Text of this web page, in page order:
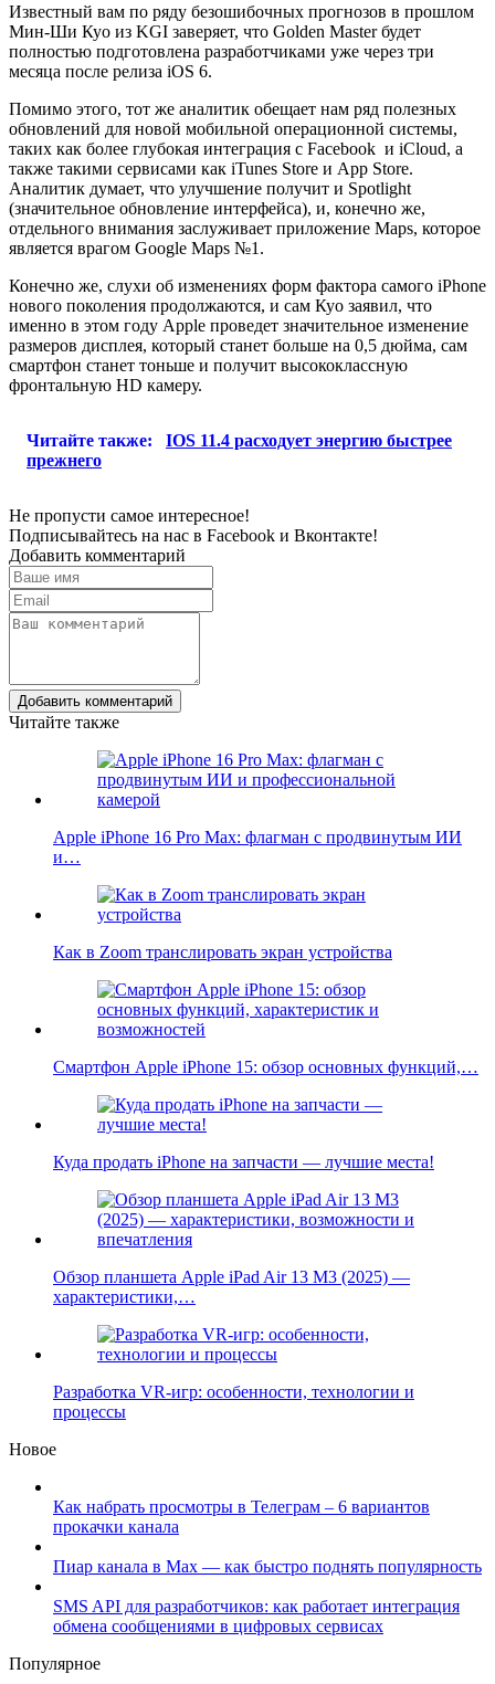
Известный вам по ряду безошибочных прогнозов в прошлом
Мин-Ши Куо из KGI заверяет, что Golden Master будет
полностью подготовлена разработчиками уже через три
месяца после релиза iOS 6.
Помимо этого, тот же аналитик обещает нам ряд полезных
обновлений для новой мобильной операционной системы,
таких как более глубокая интеграция с Facebook и iCloud, а
также такими сервисами как iTunes Store и App Store.
Аналитик думает, что улучшение получит и Spotlight
(значительное обновление интерфейса), и, конечно же,
отдельного внимания заслуживает приложение Maps, которое
является врагом Google Maps №1.
Конечно же, слухи об изменениях форм фактора самого iPhone
нового поколения продолжаются, и сам Куо заявил, что
именно в этом году Apple проведет значительное изменение
размеров дисплея, который станет больше на 0,5 дюйма, сам
смартфон станет тоньше и получит высококлассную
фронтальную HD камеру.
Читайте также:
IOS 11.4 расходует энергию быстрее
прежнего
Не пропусти самое интересное!
Подписывайтесь на нас в Facebook и Вконтакте!
Добавить комментарий
Добавить комментарий
Читайте также
Apple iPhone 16 Pro Max: флагман с продвинутым ИИ
и…
Как в Zoom транслировать экран устройства
Смартфон Apple iPhone 15: обзор основных функций,…
Куда продать iPhone на запчасти — лучшие места!
Обзор планшета Apple iPad Air 13 M3 (2025) —
характеристики,…
Разработка VR-игр: особенности, технологии и
процессы
Новое
Как набрать просмотры в Телеграм – 6 вариантов
прокачки канала
Пиар канала в Max — как быстро поднять популярность
SMS API для разработчиков: как работает интеграция
обмена сообщениями в цифровых сервисах
Популярное